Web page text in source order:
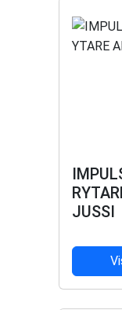
JUSSI